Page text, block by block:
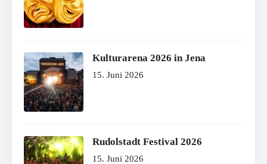
Kulturarena 2026 in Jena
15. Juni 2026
Rudolstadt Festival 2026
15. Juni 2026